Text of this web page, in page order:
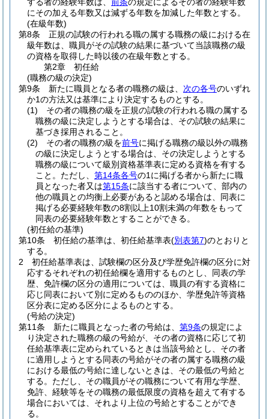
にその加える年数又は減ずる年数を加減した年数とする。
(在級年数)
第8条
正規の試験の行われる職の属する職務の級における在
級年数は、職員がその試験の結果に基づいて当該職務の級
の資格を取得した時以後の在級年数とする。
第2章
初任給
(職務の級の決定)
第9条
新たに職員となる者の職務の級は、 次の各号のいずれ
か1の方法又は基準により決定するものとする。
(1)
その者の職務の級を正規の試験の行われる職の属する
職務の級に決定しようとする場合は、その試験の結果に
基づき採用されること。
(2)
その者の職務の級を前号に掲げる職務の級以外の職務
の級に決定しようとする場合は、その決定しようとする
職務の級について級別資格基準表に定める資格を有する
こと。 ただし、 第14条各号の1に掲げる者から新たに職
員となった者又は第15条に該当する者について、部内の
他の職員との均衡上必要があると認める場合は、同表に
掲げる必要経験年数の8割以上10割未満の年数をもって
同表の必要経験年数とすることができる。
(初任給の基準)
第10条
初任給の基準は、初任給基準表(別表第7)のとおりと
する。
2
初任給基準表は、試験欄の区分及び学歴免許欄の区分に対
応するそれぞれの初任給欄を適用するものとし、同表の学
歴、免許欄の区分の適用については、職員の有する資格に
応じ同表において別に定めるもののほか、学歴免許等資格
区分表に定める区分によるものとする。
(号給の決定)
第11条
新たに職員となった者の号給は、 第9条の規定によ
り決定された職務の級の号給が、その者の資格に応じて初
任給基準表に定められているときは当該号給とし、その者
に適用しようとする同表の号給がその者の属する職務の級
における最低の号給に達しないときは、その最低の号給と
する。 ただし、その職員がその職務について有用な学歴、
免許、経験等をその職務の最低限度の資格を超えて有する
場合においては、それより上位の号給とすることができ
る。